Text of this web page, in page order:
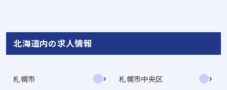
北海道内の求人情報
札幌市 札幌市中央区